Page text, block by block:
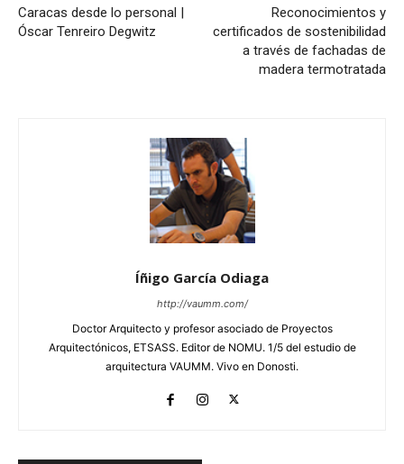
Caracas desde lo personal |
Óscar Tenreiro Degwitz
Reconocimientos y
certificados de sostenibilidad
a través de fachadas de
madera termotratada
Íñigo García Odiaga
http://vaumm.com/
Doctor Arquitecto y profesor asociado de Proyectos
Arquitectónicos, ETSASS. Editor de NOMU. 1/5 del estudio de
arquitectura VAUMM. Vivo en Donosti.